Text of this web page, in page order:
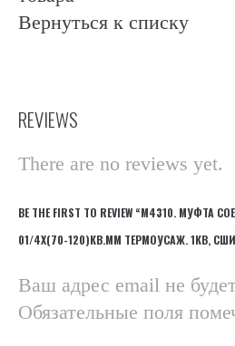
Вернуться к списку
REVIEWS
There are no reviews yet.
BE THE FIRST TO REVIEW “М4310. МУФТА
01/4X(70-120)КВ.ММ ТЕРМОУСАЖ. 1КВ,
Ваш адрес email не
Обязательные поля